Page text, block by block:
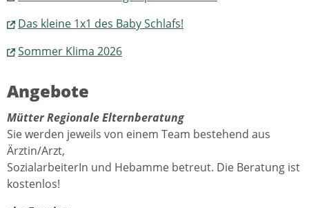
Das kleine 1x1 des Baby Schlafs!
Sommer Klima 2026
Angebote
Mütter Regionale Elternberatung
Sie werden jeweils von einem Team bestehend aus
Ärztin/Arzt,
SozialarbeiterIn und Hebamme betreut. Die Beratung ist
kostenlos!